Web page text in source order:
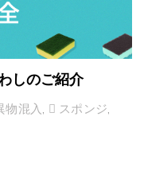
しのご紹介
物混入 スポンジ